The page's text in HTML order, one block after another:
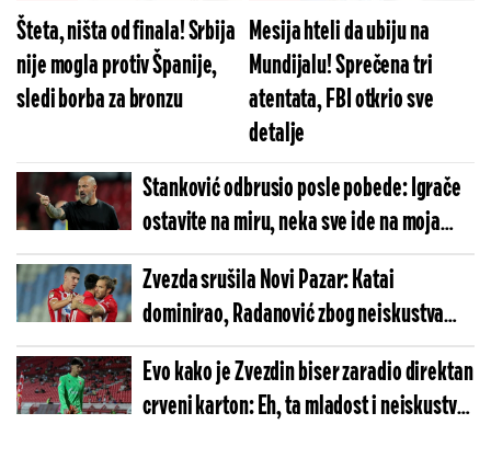
Šteta, ništa od finala! Srbija
nije mogla protiv Španije,
sledi borba za bronzu
Mesija hteli da ubiju na
Mundijalu! Sprečena tri
atentata, FBI otkrio sve
detalje
Stanković odbrusio posle pobede: Igrače
ostavite na miru, neka sve ide na moja
leđa
Zvezda srušila Novi Pazar: Katai
dominirao, Radanović zbog neiskustva
ranije završio meč
Evo kako je Zvezdin biser zaradio direktan
crveni karton: Eh, ta mladost i neiskustvo